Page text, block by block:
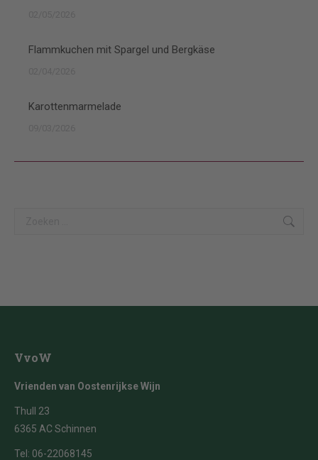
Flammkuchen mit Spargel und Bergkäse
Karottenmarmelade
VvoW
Vrienden van Oostenrijkse Wijn
Thull 23
6365 AC Schinnen
Tel: 06-22068145